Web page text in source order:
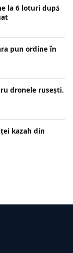
la 6 loturi după
pun ordine în
dronele rusești.
kazah din